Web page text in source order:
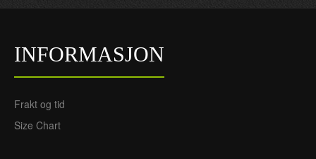
INFORMASJON
Frakt og tid
Size Chart